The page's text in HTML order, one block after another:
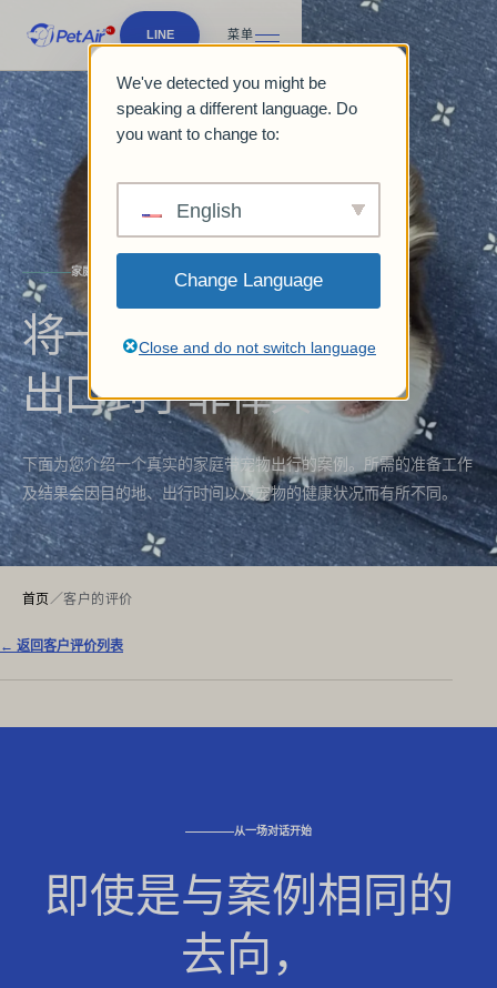
LINE 菜单
家庭之旅
将一只爱犬（吉娃娃）
出口到了菲律宾
下面为您介绍一个真实的家庭带宠物出行的案例。所需的准备工作
及结果会因目的地、出行时间以及宠物的健康状况而有所不同。
首页／客户的评价
← 返回客户评价列表
从一场对话开始
即使是与案例相同的
去向，
We've detected you might be
speaking a different language. Do
you want to change to:
English
Change Language
Close and do not switch language